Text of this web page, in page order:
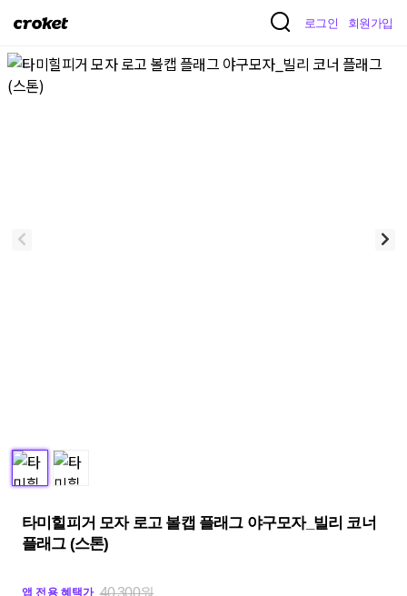
크
켓
로그인 회원가입
타미힐피거 모자 로고 볼캡 플래그 야구모자_빌리 코너
플래그 (스톤)
앱 전용 혜택가